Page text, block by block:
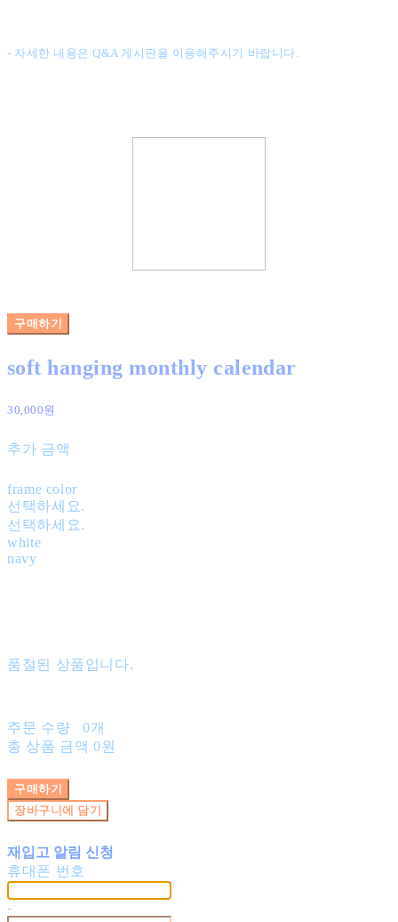
- 자세한 내용은 Q&A 게시판을 이용해주시기 바랍니다.
구매하기
soft hanging monthly calendar
30,000원
추가 금액
frame color
선택하세요.
선택하세요.
white
navy
품절된 상품입니다.
주문 수량
0개
총 상품 금액 0원
구매하기
장바구니에 담기
재입고 알림 신청
휴대폰 번호
-